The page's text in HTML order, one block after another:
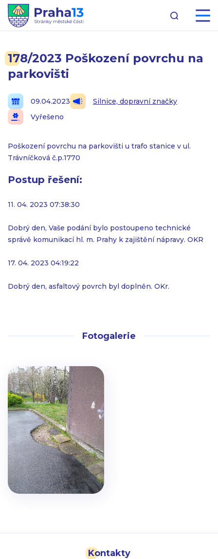
178/2023 Poškození povrchu na
parkovišti
09.04.2023
Silnice, dopravní značky
Vyřešeno
Poškození povrchu na parkovišti u trafo stanice v ul.
Trávníčková č.p.1770
Postup řešení:
11. 04. 2023 07:38:30
Dobrý den, Vaše podání bylo postoupeno technické
správě komunikací hl. m. Prahy k zajištění nápravy. OKR
17. 04. 2023 04:19:22
Dobrý den, asfaltový povrch byl doplněn. OKr.
Fotogalerie
Kontakty